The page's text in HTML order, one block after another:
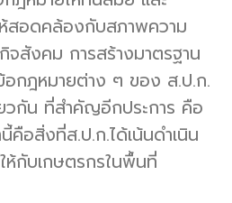
สอดคล้องกับสภาพความ
จสังคม การสร้างมาตรฐาน
อกฎหมายต่าง ๆ ของ ส.ป.ก.
วกัน ที่สำคัญอีกประการ คือ
คือสิ่งที่ส.ป.ก.ได้เน้นดำเนิน
ห้กับเกษตรกรในพื้นที่